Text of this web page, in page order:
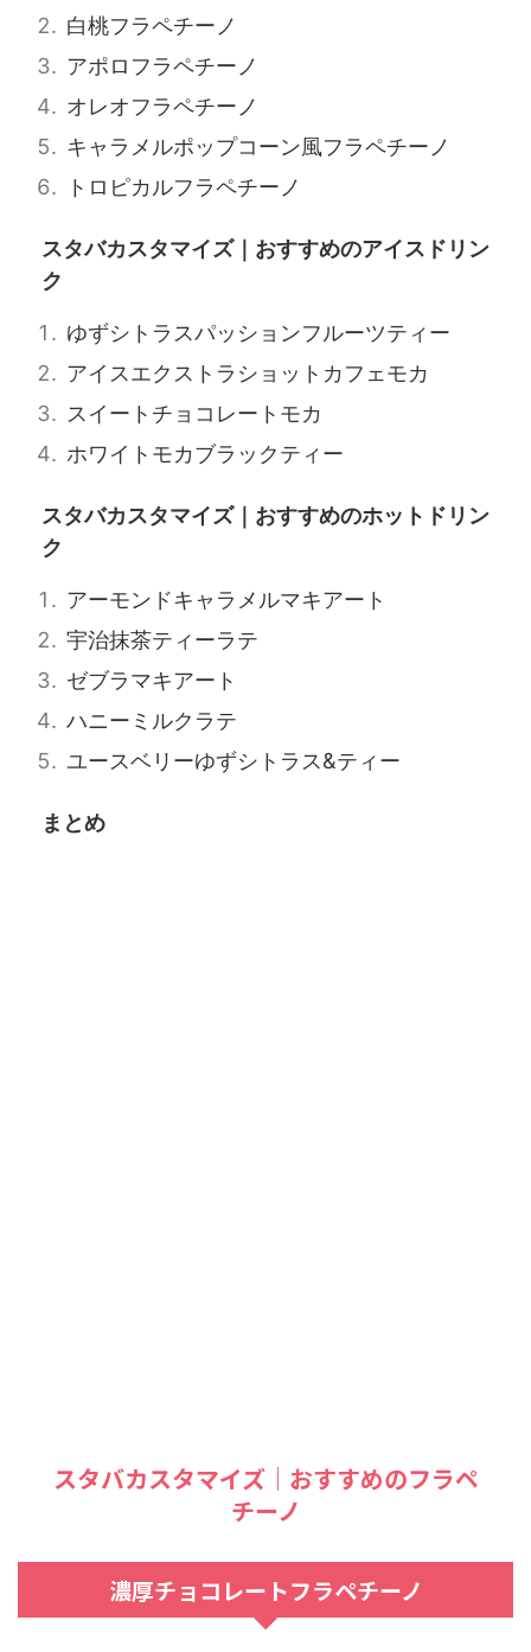
白桃フラペチーノ
アポロフラペチーノ
オレオフラペチーノ
キャラメルポップコーン風フラペチーノ
トロピカルフラペチーノ
スタバカスタマイズ｜おすすめのアイスドリン
ク
ゆずシトラスパッションフルーツティー
アイスエクストラショットカフェモカ
スイートチョコレートモカ
ホワイトモカブラックティー
スタバカスタマイズ｜おすすめのホットドリン
ク
アーモンドキャラメルマキアート
宇治抹茶ティーラテ
ゼブラマキアート
ハニーミルクラテ
ユースベリーゆずシトラス&ティー
まとめ
スタバカスタマイズ｜おすすめのフラペ
チーノ
濃厚チョコレートフラペチーノ